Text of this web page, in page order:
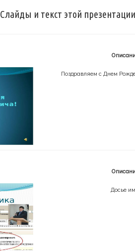
Слайды и текст этой презентации
Поздравляем с Днем
Досье